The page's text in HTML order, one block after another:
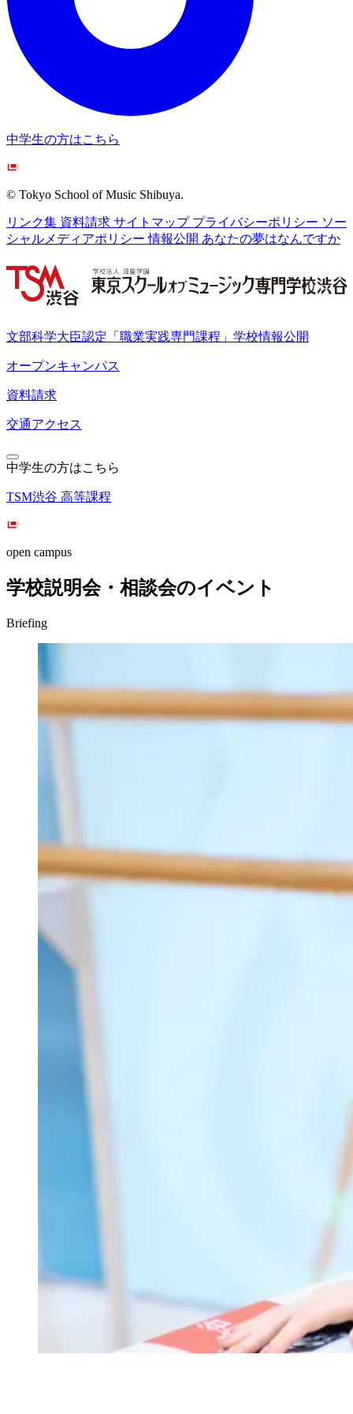
中学生の方はこちら
© Tokyo School of Music Shibuya.
リンク集 資料請求 サイトマップ プライバシーポリシー ソー
シャルメディアポリシー 情報公開 あなたの夢はなんですか
文部科学大臣認定「職業実践専門課程」学校情報公開
オープンキャンパス
資料請求
交通アクセス
中学生の方はこちら
TSM渋谷 高等課程
open campus
学校説明会・相談会のイベント
Briefing